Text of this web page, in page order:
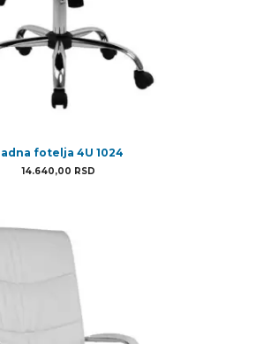
fotelja 4U 1024
14.640,00 RSD